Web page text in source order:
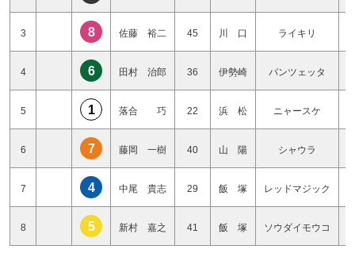
3 8 佐藤 裕二 45 川 口 ライキリ
4 6 田村 治郎 36 伊勢崎 パンツェッタ
5 1 落合 巧 22 浜 松 ニャースケ
6 7 藤岡 一樹 40 山 陽 シャウラ
7 4 中尾 貴志 29 飯 塚 レッドマジック
8 5 新村 嘉之 41 飯 塚 ソウダイモウコ